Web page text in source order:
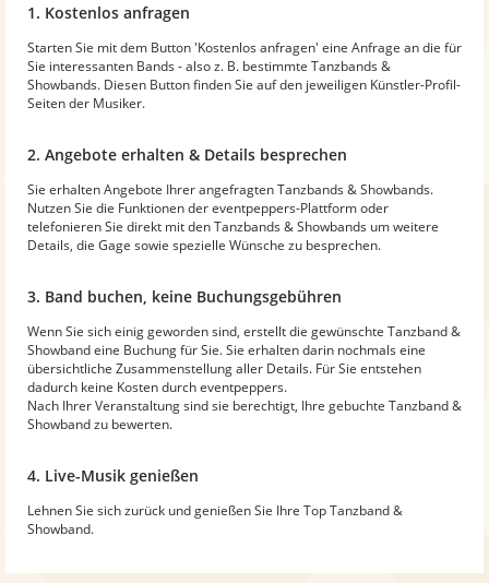
1. Kostenlos anfragen
Starten Sie mit dem Button 'Kostenlos anfragen' eine Anfrage an die für
Sie interessanten Bands - also z. B. bestimmte Tanzbands &
Showbands. Diesen Button finden Sie auf den jeweiligen Künstler-Profil-
Seiten der Musiker.
2. Angebote erhalten & Details besprechen
Sie erhalten Angebote Ihrer angefragten Tanzbands & Showbands.
Nutzen Sie die Funktionen der eventpeppers-Plattform oder
telefonieren Sie direkt mit den Tanzbands & Showbands um weitere
Details, die Gage sowie spezielle Wünsche zu besprechen.
3. Band buchen, keine Buchungsgebühren
Wenn Sie sich einig geworden sind, erstellt die gewünschte Tanzband &
Showband eine Buchung für Sie. Sie erhalten darin nochmals eine
übersichtliche Zusammenstellung aller Details. Für Sie entstehen
dadurch keine Kosten durch eventpeppers.
Nach Ihrer Veranstaltung sind sie berechtigt, Ihre gebuchte Tanzband &
Showband zu bewerten.
4. Live-Musik genießen
Lehnen Sie sich zurück und genießen Sie Ihre Top Tanzband &
Showband.